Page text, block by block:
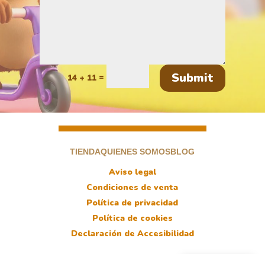
14 + 11= Submit
TIENDAQUIENES SOMOSBLOG
Aviso legal
Condiciones de venta
Política de privacidad
Política de cookies
Declaración de Accesibilidad